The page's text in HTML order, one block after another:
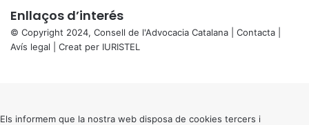
Enllaços d’interés
© Copyright 2024, Consell de l'Advocacia Catalana | Contacta
Avís legal | Creat per IURISTEL
button
Els informem que la nostra web disposa de cookies tercers i